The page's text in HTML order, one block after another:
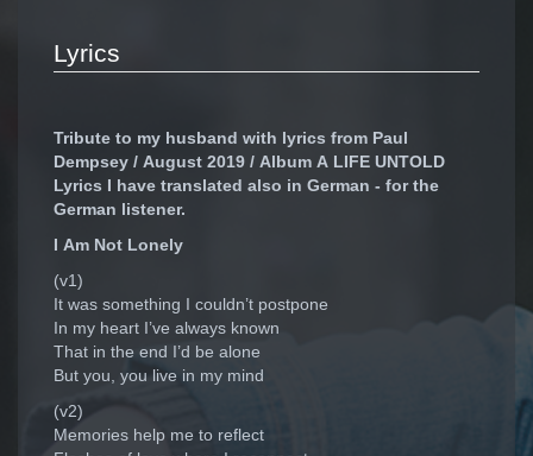
Lyrics
Tribute to my husband with lyrics from Paul
Dempsey / August 2019 / Album A LIFE UNTOLD
Lyrics I have translated also in German - for the
German listener.
I Am Not Lonely
(v1)
It was something I couldn’t postpone
In my heart I’ve always known
That in the end I’d be alone
But you, you live in my mind
(v2)
Memories help me to reflect